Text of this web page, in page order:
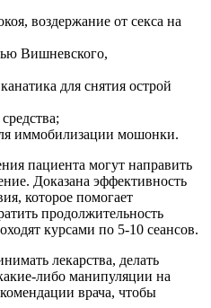
воздержание от секса на
Вишневского,
для снятия острой
иммобилизации мошонки.
пациента могут направить
Доказана эффективность
которое помогает
продолжительность
курсами по 5-10 сеансов.
лекарства, делать
либо манипуляции на
врача, чтобы